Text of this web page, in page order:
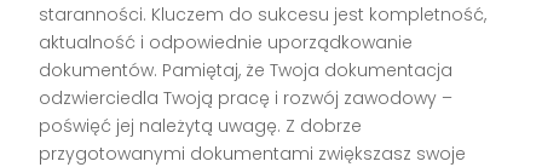
staranności. Kluczem do sukcesu jest kompletność,
aktualność i odpowiednie uporządkowanie
dokumentów. Pamiętaj, że Twoja dokumentacja
odzwierciedla Twoją pracę i rozwój zawodowy –
poświęć jej należytą uwagę. Z dobrze
przygotowanymi dokumentami zwiększasz swoje